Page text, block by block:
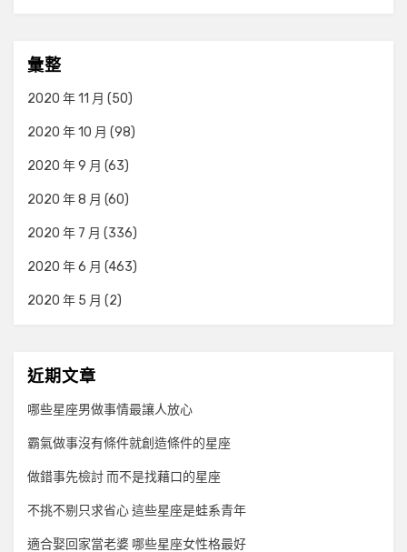
彙整
2020 年 11 月 (50)
2020 年 10 月 (98)
2020 年 9 月 (63)
2020 年 8 月 (60)
2020 年 7 月 (336)
2020 年 6 月 (463)
2020 年 5 月 (2)
近期文章
哪些星座男做事情最讓人放心
霸氣做事沒有條件就創造條件的星座
做錯事先檢討 而不是找藉口的星座
不挑不剔只求省心 這些星座是蛙系青年
適合娶回家當老婆 哪些星座女性格最好